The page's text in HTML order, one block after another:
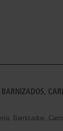
Barnizados,